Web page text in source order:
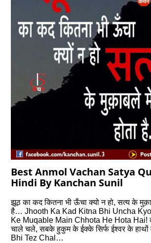
Best Anmol Vachan Satya
Hindi By Kanchan Sunil
झूठ का कद कितना भी ऊँचा क्‍यो न हो, सत्‍य के
है… Jhooth Ka Kad Kitna Bhi Uncha
Ke Muqable Main Chhota He Hota Hai!
चाले चले, सबके हुकुम के ईक्‍के सिर्फ ईश्‍वर के
Bhi Tez Chal…